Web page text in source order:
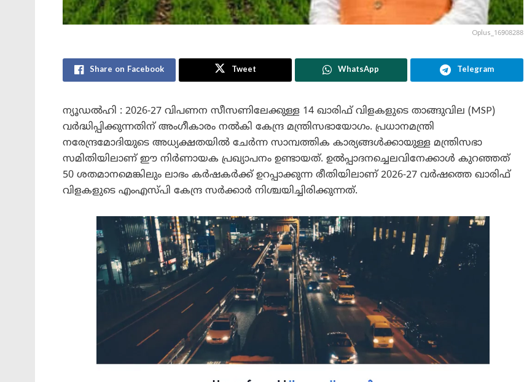
Oplus_16908288
Share on Facebook Tweet WhatsApp Telegram
ന്യൂഡൽഹി : 2026-27 വിപണന സീസണിലേക്കുള്ള 14 ഖാരിഫ് വിളകളുടെ താങ്ങുവില (MSP)
വർദ്ധിപ്പിക്കുന്നതിന് അംഗീകാരം നൽകി കേന്ദ്ര മന്ത്രിസഭായോഗം. പ്രധാനമന്ത്രി
നരേന്ദ്രമോദിയുടെ അധ്യക്ഷതയിൽ ചേർന്ന സാമ്പത്തിക കാര്യങ്ങൾക്കായുള്ള മന്ത്രിസഭാ
സമിതിയിലാണ് ഈ നിർണായക പ്രഖ്യാപനം ഉണ്ടായത്. ഉൽപ്പാദനച്ചെലവിനേക്കാൾ കുറഞ്ഞത്
50 ശതമാനമെങ്കിലും ലാഭം കർഷകർക്ക് ഉറപ്പാക്കുന്ന രീതിയിലാണ് 2026-27 വർഷത്തെ ഖാരിഫ്
വിളകളുടെ എംഎസ്പി കേന്ദ്ര സർക്കാർ നിശ്ചയിച്ചിരിക്കുന്നത്.